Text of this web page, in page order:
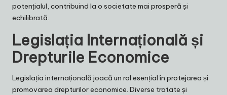
potențialul, contribuind la o societate mai prosperă și
echilibrată.
Legislația Internațională și
Drepturile Economice
Legislația internațională joacă un rol esențial în protejarea și
promovarea drepturilor economice. Diverse tratate și